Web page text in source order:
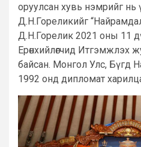
оруулсан хувь нэмрийг
Д.Н.Гореликийг
Д.Н.Горелик 2021 оны 11
Ерөнхийлөгчид Итгэмжлэх
байсан. Монгол Улс, Бүгд
1992 онд дипломат